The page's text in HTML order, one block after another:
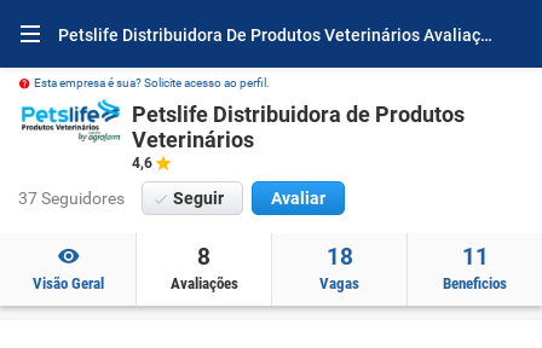
Petslife Distribuidora De Produtos Veterinários Avaliações e Opiniões
Esta empresa é sua? Solicite acesso ao perfil.
Petslife Distribuidora de Produtos
Veterinários
4,6
37 Seguidores Seguir Avaliar
Visão Geral
8
Avaliações
18
Vagas
11
Beneficios